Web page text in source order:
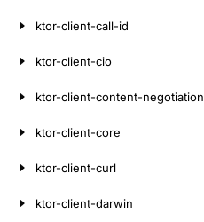
ktor-client-call-id
ktor-client-cio
ktor-client-content-negotiation
ktor-client-core
ktor-client-curl
ktor-client-darwin